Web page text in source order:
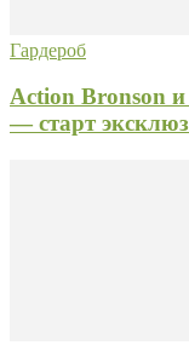
Гардероб
Action Bronson
— старт